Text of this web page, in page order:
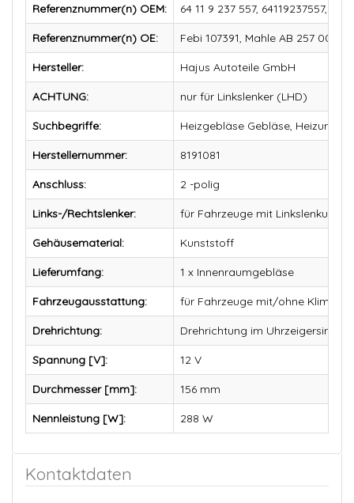
Referenznummer(n) OEM: 64 11 9 237 557, 64119237557,
Referenznummer(n) OE: Febi 107391, Mahle AB 257
Hersteller: Hajus Autoteile GmbH
ACHTUNG: nur für Linkslenker (LHD)
Suchbegriffe: Heizgebläse Gebläse,
Herstellernummer: 8191081
Anschluss: 2 -polig
Links-/Rechtslenker: für Fahrzeuge mit Linkslenkung
Gehäusematerial: Kunststoff
Lieferumfang: 1 x Innenraumgebläse
Fahrzeugausstattung: für Fahrzeuge mit/ohne
Drehrichtung: Drehrichtung im Uhrzeigersinn
Spannung [V]: 12 V
Durchmesser [mm]: 156 mm
Nennleistung [W]: 288 W
Kontaktdaten